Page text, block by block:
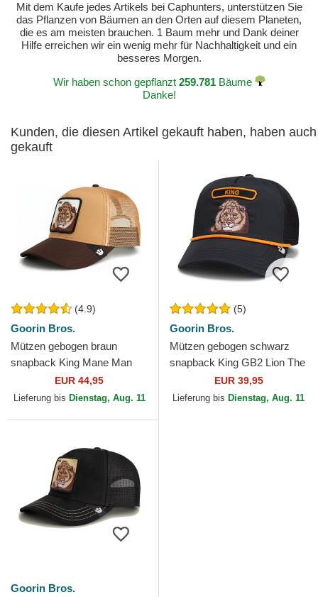
Mit dem Kaufe jedes Artikels bei Caphunters, unterstützen Sie
das Pflanzen von Bäumen an den Orten auf diesem Planeten,
die es am meisten brauchen. 1 Baum mehr und Dank deiner
Hilfe erreichen wir ein wenig mehr für Nachhaltigkeit und ein
besseres Morgen.
Wir haben schon gepflanzt 259.781Bäume
Danke!
Kunden, die diesen Artikel gekauft haben, haben auch
gekauft
(4.9)
Goorin Bros.
Mützen gebogen braun
snapback King Mane Man
The Farm Goorin Bros.
EUR 44,95
Lieferung bis Dienstag, Aug. 11
(5)
Goorin Bros.
Mützen gebogen schwarz
snapback King GB2 Lion The
Rocker The Farm Goorin
Bros.
EUR 39,95
Lieferung bis Dienstag, Aug. 11
Goorin Bros.